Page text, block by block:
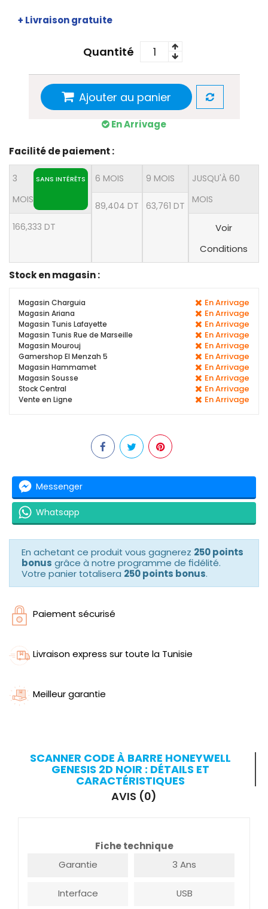
+ Livraison gratuite
Quantité
Ajouter au panier
En Arrivage
Facilité de paiement :
3
MOIS
SANS INTÉRÊTS
166,333 DT
6 MOIS
89,404 DT
9 MOIS
63,761 DT
JUSQU'À 60
MOIS
Voir
Conditions
Stock en magasin :
Magasin Charguia En Arrivage
Magasin Ariana En Arrivage
Magasin Tunis Lafayette En Arrivage
Magasin Tunis Rue de Marseille En Arrivage
Magasin Mourouj En Arrivage
Gamershop El Menzah 5 En Arrivage
Magasin Hammamet En Arrivage
Magasin Sousse En Arrivage
Stock Central En Arrivage
Vente en Ligne En Arrivage
Messenger
Whatsapp
En achetant ce produit vous gagnerez 250 points
bonus grâce à notre programme de fidélité.
Votre panier totalisera 250 points bonus.
Paiement sécurisé
Livraison express sur toute la Tunisie
Meilleur garantie
SCANNER CODE À BARRE HONEYWELL
GENESIS 2D NOIR : DÉTAILS ET
CARACTÉRISTIQUES
AVIS (0)
Fiche technique
Garantie
3 Ans
Interface USB